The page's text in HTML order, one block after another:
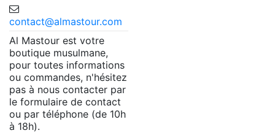
contact@almastour.com
Al Mastour est votre
boutique musulmane,
pour toutes informations
ou commandes, n'hésitez
pas à nous contacter par
le formulaire de contact
ou par téléphone (de 10h
à 18h).